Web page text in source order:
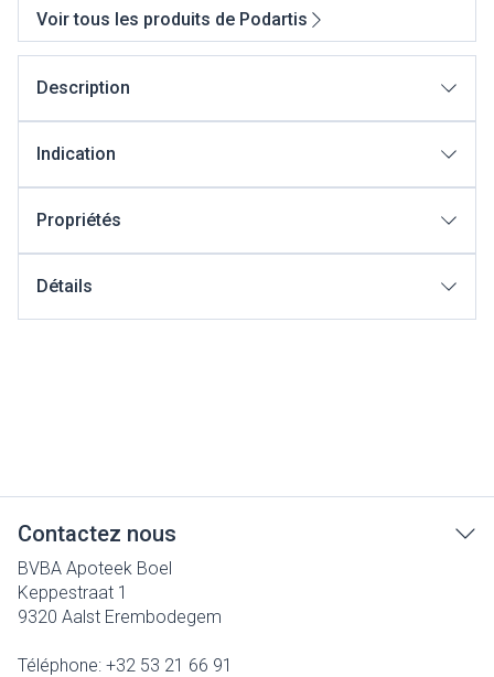
Voir tous les produits de Podartis
Description
Indication
Propriétés
Détails
Contactez nous
BVBA Apoteek Boel
Keppestraat 1
9320 Aalst Erembodegem
Téléphone: +32 53 21 66 91